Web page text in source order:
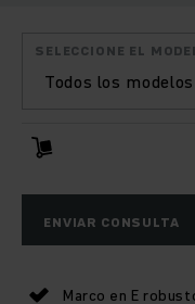
Todos los modelos
SELECCIONE EL
ENVIAR CONSULTA
Marco en E